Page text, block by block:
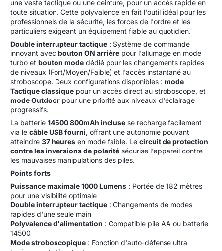
une veste tactique ou une ceinture, pour un accès rapide en
toute situation. Cette polyvalence en fait l'outil idéal pour les
professionnels de la sécurité, les forces de l'ordre et les
particuliers exigeant un équipement fiable au quotidien.
Double interrupteur tactique : Système de commande
innovant avec bouton ON arrière pour l'allumage en mode
turbo et bouton mode dédié pour les changements rapides
de niveaux (Fort/Moyen/Faible) et l'accès instantané au
stroboscope. Deux configurations disponibles : mode
Tactique classique pour un accès direct au stroboscope, et
mode Outdoor pour une priorité aux niveaux d'éclairage
progressifs.
La batterie 14500 800mAh incluse se recharge facilement
via le câble USB fourni, offrant une autonomie pouvant
atteindre 37 heures en mode faible. Le circuit de protection
contre les inversions de polarité sécurise l'appareil contre
les mauvaises manipulations des piles.
Points forts
Puissance maximale 1000 Lumens : Portée de 182 mètres
pour une visibilité optimale
Double interrupteur tactique : Changements de modes
rapides d'une seule main
Polyvalence d'alimentation : Compatible pile AA ou batterie
14500
Mode stroboscopique : Fonction d'auto-défense ultra